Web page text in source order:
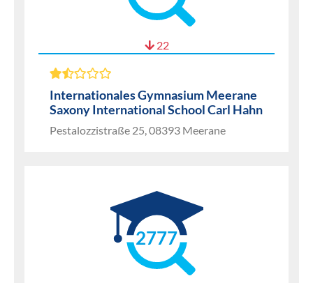
22
Internationales Gymnasium Meerane
Saxony International School Carl Hahn
Pestalozzistraße 25, 08393 Meerane
2777